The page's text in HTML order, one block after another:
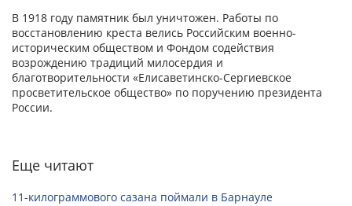
В 1918 году памятник был уничтожен. Работы по
восстановлению креста велись Российским военно-
историческим обществом и Фондом содействия
возрождению традиций милосердия и
благотворительности «Елисаветинско-Сергиевское
просветительское общество» по поручению президента
России.
Еще читают
11-килограммового сазана поймали в Барнауле